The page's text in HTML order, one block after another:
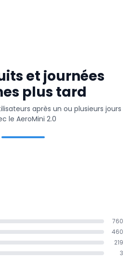
et journées
plus tard
après un ou plusieurs jours
le AeroMini 2.0
760
460
219
3